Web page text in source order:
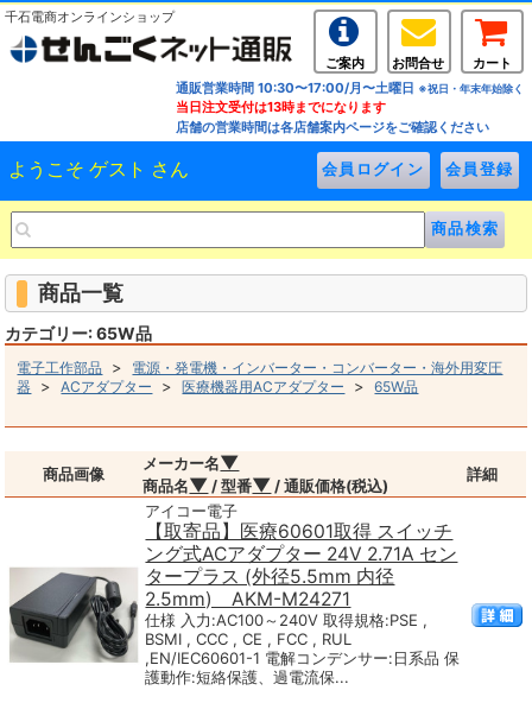
千石電商オンラインショップ
ご案内 お問合せ
カート
通販営業時間 10:30〜17:00/月〜土曜日 ※祝日・年末年始除く
当日注文受付は13時までになります
店舗の営業時間は各店舗案内ページをご確認ください
ようこそ ゲスト さん
商品一覧
カテゴリー: 65W品
電子工作部品 > 電源・発電機・インバーター・コンバーター・海外用変圧
器 >ACアダプター >医療機器用ACアダプター >65W品
商品画像
メーカー名▼
商品名▼ / 型番▼ / 通販価格(税込)
詳細
アイコー電子
【取寄品】医療60601取得 スイッチ
ング式ACアダプター 24V 2.71A セン
タープラス (外径5.5mm 内径
2.5mm) AKM-M24271
仕様 入力:AC100～240V 取得規格:PSE ,
BSMI , CCC , CE , FCC , RUL
,EN/IEC60601-1 電解コンデンサー:日系品 保
護動作:短絡保護、過電流保...